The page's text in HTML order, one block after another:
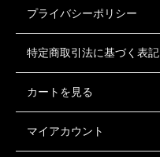
プライバシーポリシー
特定商取引法に基づく表記
カートを見る
マイアカウント